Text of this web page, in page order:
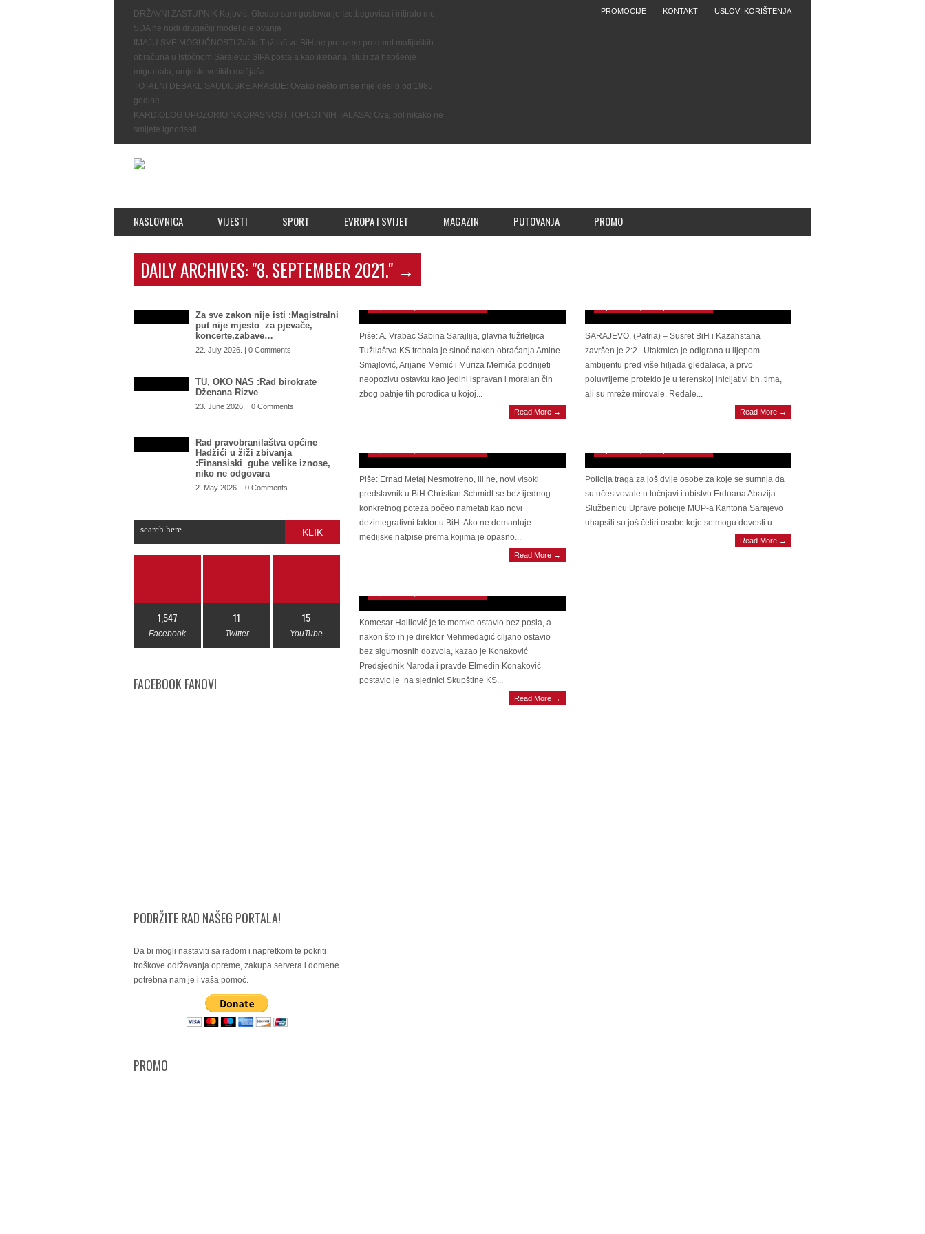
DRŽAVNI ZASTUPNIK Kojović: Gledao sam gostovanje Izetbegovića i iritiralo me,
SDA ne nudi drugačiji model djelovanja
IMAJU SVE MOGUĆNOSTI Zašto Tužilaštvo BiH ne preuzme predmet mafijaških
obračuna u Istočnom Sarajevu: SIPA postala kao ikebana, služi za hapšenje
migranata, umjesto velikih mafijaša
TOTALNI DEBAKL SAUDIJSKE ARABIJE: Ovako nešto im se nije desilo od 1985.
godine
KARDIOLOG UPOZORIO NA OPASNOST TOPLOTNIH TALASA: Ovaj bol nikako ne
smijete ignorisati
USLOVI KORIŠTENJA
KONTAKT
PROMOCIJE
NASLOVNICA VIJESTI SPORT EVROPA I SVIJET MAGAZIN PUTOVANJA PROMO
DAILY ARCHIVES:"8. SEPTEMBER 2021." →
Za sve zakon nije isti :Magistralni
put nije mjesto za pjevače,
koncerte,zabave…
22. July 2026. | 0 Comments
TU, OKO NAS :Rad birokrate
Dženana Rizve
23. June 2026. | 0 Comments
Rad pravobranilaštva općine
Hadžići u žiži zbivanja
:Finansiski gube velike iznose,
niko ne odgovara
2. May 2026. | 0 Comments
KLIK
1,547
Facebook
11
Twitter
15
YouTube
FACEBOOK FANOVI
PODRŽITE RAD NAŠEG PORTALA!
Da bi mogli nastaviti sa radom i napretkom te pokriti
troškove održavanja opreme, zakupa servera i domene
potrebna nam je i vaša pomoć.
PROMO
Izgubila svaki kredibilitet, glavna tužiteljica
Piše: A. Vrabac Sabina Sarajlija, glavna tužiteljica
Tužilaštva KS trebala je sinoć nakon obraćanja Amine
Smajlović, Arijane Memić i Muriza Memića podnijeti
neopozivu ostavku kao jedini ispravan i moralan čin
zbog patnje tih porodica u kojoj...
Read More →
SARAJEVO, (Patria) – Susret BiH i Kazahstana
završen je 2:2. Utakmica je odigrana u lijepom
ambijentu pred više hiljada gledalaca, a prvo
poluvrijeme proteklo je u terenskoj inicijativi bh. tima,
ali su mreže mirovale. Redale...
Read More →
Schmidt otvara ‘svijet tame’ dodvoravajući se
Piše: Ernad Metaj Nesmotreno, ili ne, novi visoki
predstavnik u BiH Christian Schmidt se bez ijednog
konkretnog poteza počeo nametati kao novi
dezintegrativni faktor u BiH. Ako ne demantuje
medijske natpise prema kojima je opasno...
Read More →
NAKON UŽASA U SARAJEVU Novi detalji
ubistva u Buča Potoku: Nastradali se nedavno
Policija traga za još dvije osobe za koje se sumnja da
su učestvovale u tučnjavi i ubistvu Erduana Abazija
Službenicu Uprave policije MUP-a Kantona Sarajevo
uhapsili su još četiri osobe koje se mogu dovesti u...
Read More →
SKUPŠTINA KS Sabina Sarajlija o presretnutim
razgovorima narko-dilera koji kompromitiraju
Komesar Halilović je te momke ostavio bez posla, a
nakon što ih je direktor Mehmedagić ciljano ostavio
bez sigurnosnih dozvola, kazao je Konaković
Predsjednik Naroda i pravde Elmedin Konaković
postavio je na sjednici Skupštine KS...
Read More →